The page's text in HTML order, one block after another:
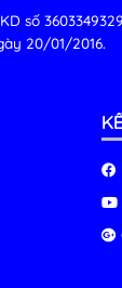
số
20/01/2016.